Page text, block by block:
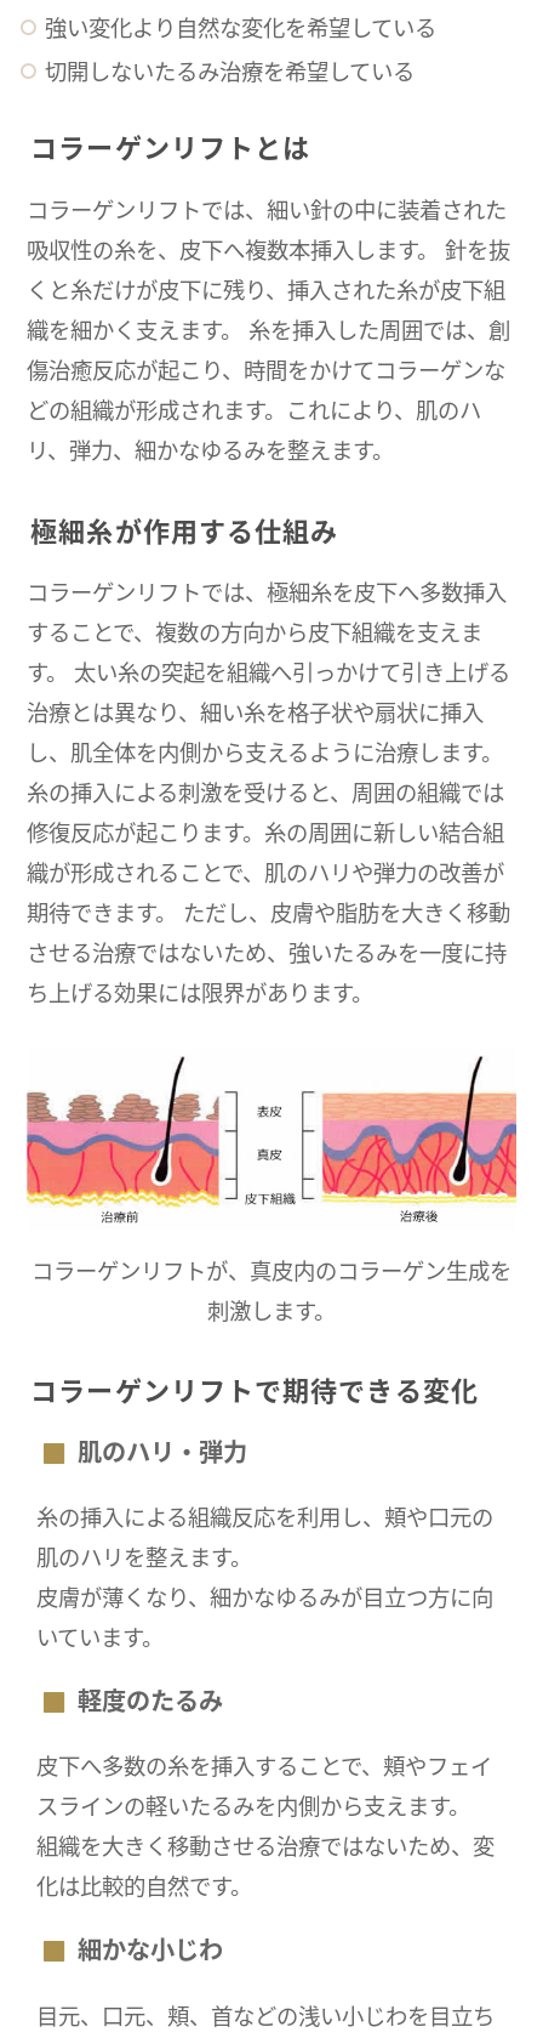
強い変化より自然な変化を希望している
切開しないたるみ治療を希望している
コラーゲンリフトとは
コラーゲンリフトでは、細い針の中に装着された
吸収性の糸を、皮下へ複数本挿入します。 針を抜
くと糸だけが皮下に残り、挿入された糸が皮下組
織を細かく支えます。 糸を挿入した周囲では、創
傷治癒反応が起こり、時間をかけてコラーゲンな
どの組織が形成されます。これにより、肌のハ
リ、弾力、細かなゆるみを整えます。
極細糸が作用する仕組み
コラーゲンリフトでは、極細糸を皮下へ多数挿入
することで、複数の方向から皮下組織を支えま
す。 太い糸の突起を組織へ引っかけて引き上げる
治療とは異なり、細い糸を格子状や扇状に挿入
し、肌全体を内側から支えるように治療します。
糸の挿入による刺激を受けると、周囲の組織では
修復反応が起こります。糸の周囲に新しい結合組
織が形成されることで、肌のハリや弾力の改善が
期待できます。 ただし、皮膚や脂肪を大きく移動
させる治療ではないため、強いたるみを一度に持
ち上げる効果には限界があります。
コラーゲンリフトが、真皮内のコラーゲン生成を
刺激します。
コラーゲンリフトで期待できる変化
肌のハリ・弾力
糸の挿入による組織反応を利用し、頬や口元の
肌のハリを整えます。
皮膚が薄くなり、細かなゆるみが目立つ方に向
いています。
軽度のたるみ
皮下へ多数の糸を挿入することで、頬やフェイ
スラインの軽いたるみを内側から支えます。
組織を大きく移動させる治療ではないため、変
化は比較的自然です。
細かな小じわ
目元、口元、頬、首などの浅い小じわを目立ち